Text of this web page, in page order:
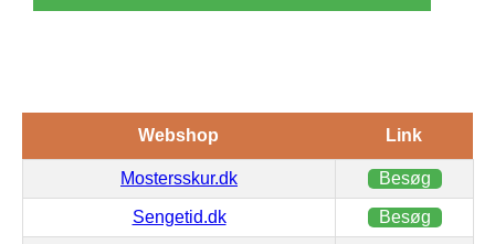
Webshop Link
Mostersskur.dk Besøg
Sengetid.dk Besøg